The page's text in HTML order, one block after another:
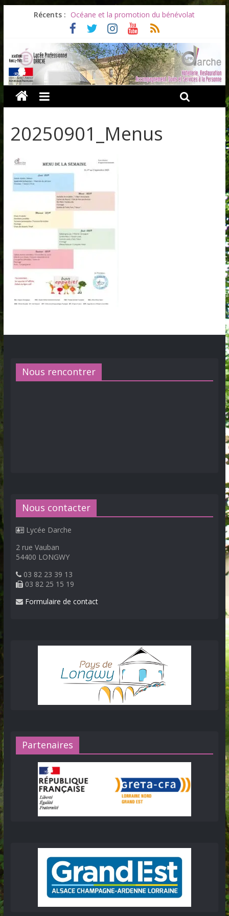
Récents : Océane et la promotion du bénévolat
Bonnes vacances à tous !
Infos rentrée septembre 2026
Soirée d’adieux au Lycée Darche
Les ULiS en haut du podium
20250901_Menus
Nous rencontrer
Nous contacter
Lycée Darche
2 rue Vauban
54400 LONGWY
03 82 23 39 13
03 82 25 15 19
Formulaire de contact
Partenaires